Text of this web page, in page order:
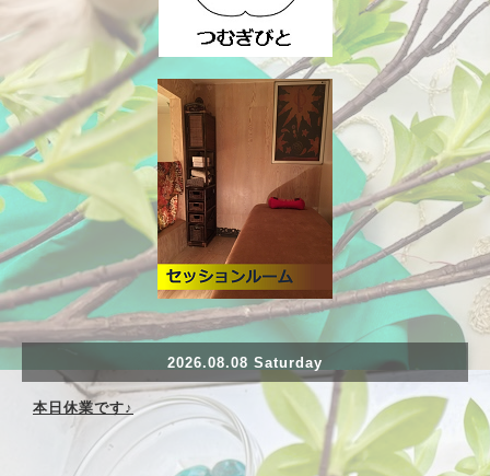
2026.08.08 Saturday
本日休業です♪